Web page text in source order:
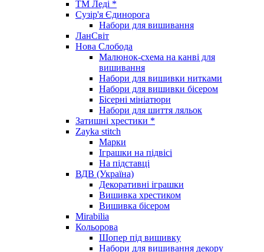
ТМ Леді *
Сузір'я Єдинорога
Набори для вишивання
ЛанСвіт
Нова Слобода
Малюнок-схема на канві для
вишивання
Набори для вишивки нитками
Набори для вишивки бісером
Бісерні мініатюри
Набори для шиття ляльок
Затишні хрестики *
Zayka stitch
Марки
Іграшки на підвісі
На підставці
ВДВ (Україна)
Декоративні іграшки
Вишивка хрестиком
Вишивка бісером
Mirabilia
Кольорова
Шопер під вишивку
Набори для вишивання декору